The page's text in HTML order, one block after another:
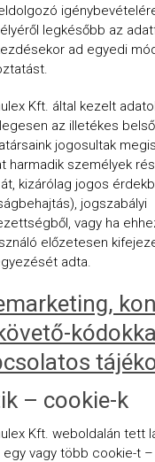
legkésőbb az
ad egyedi
Kft. által kezelt
az illetékes belső
jogosultak
harmadik személyek
kizárólag jogos
jogszabályi
vagy ha
előzetesen
adta.
– cookie-k
Kft. weboldalán tett
egy vagy több cookie-t